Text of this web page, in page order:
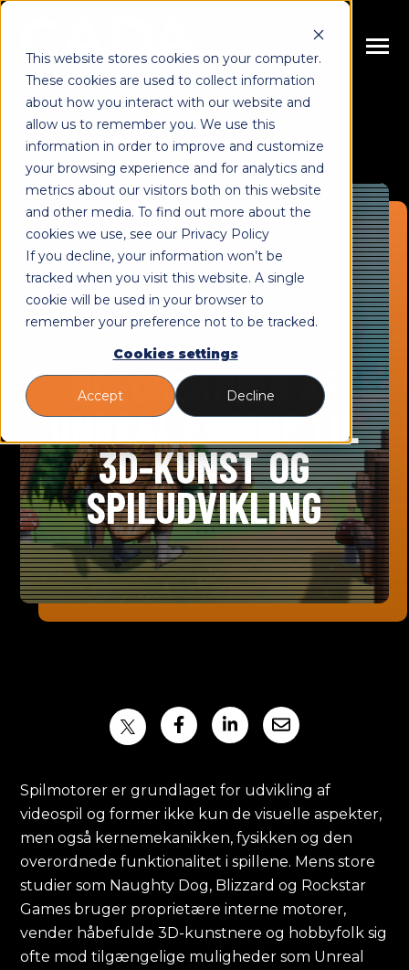
This website stores cookies on your computer.
These cookies are used to collect information
about how you interact with our website and
allow us to remember you. We use this
information in order to improve and customize
your browsing experience and for analytics and
metrics about our visitors both on this website
and other media. To find out more about the
cookies we use, see our Privacy Policy
If you decline, your information won’t be
tracked when you visit this website. A single
cookie will be used in your browser to
remember your preference not to be tracked.
Cookies settings
Accept Decline
SKIP
Toggle
Uddannelse
Kurser T
o
g
g
l
e
c
h i
l
d
r
en
f
o r
K u
r
s
e
Om os T
o
g
l
e
c
h
d
r
en
f
O
o
Ressourcer T
o
g
g
l
e
c
h
l
d
r
en
f
o
R
s
s
o
u
r
c
e
Book møde
UDFORSKNING AF
UNREAL ENGINE TIL
3D-KUNST OG
SPILUDVIKLING
Spilmotorer er grundlaget for udvikling af
videospil og former ikke kun de visuelle aspekter,
men også kernemekanikken, fysikken og den
overordnede funktionalitet i spillene. Mens store
studier som Naughty Dog, Blizzard og Rockstar
Games bruger proprietære interne motorer,
vender håbefulde 3D-kunstnere og hobbyfolk sig
ofte mod tilgængelige muligheder som Unreal